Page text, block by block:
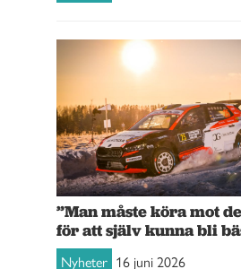
”Man måste köra mot
för att själv kunna bli
Nyheter 16 juni 2026